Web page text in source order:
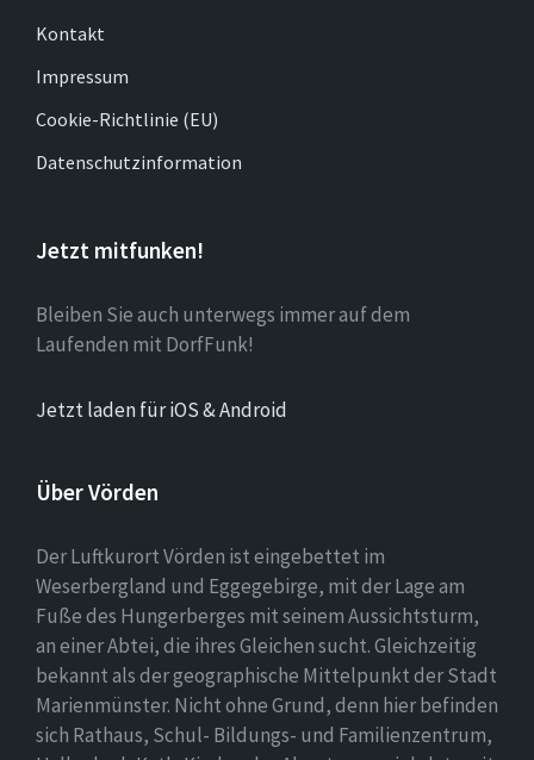
Kontakt
Impressum
Cookie-Richtlinie (EU)
Datenschutzinformation
Jetzt mitfunken!
Bleiben Sie auch unterwegs immer auf dem
Laufenden mit DorfFunk!
Jetzt laden für iOS & Android
Über Vörden
Der Luftkurort Vörden ist eingebettet im
Weserbergland und Eggegebirge, mit der Lage am
Fuße des Hungerberges mit seinem Aussichtsturm,
an einer Abtei, die ihres Gleichen sucht. Gleichzeitig
bekannt als der geographische Mittelpunkt der Stadt
Marienmünster. Nicht ohne Grund, denn hier befinden
sich Rathaus, Schul- Bildungs- und Familienzentrum,